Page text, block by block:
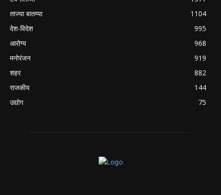
ताज्या बातम्या
1104
देश-विदेश
995
आरोग्य
968
मनोरंजन
919
शहर
882
राजकीय
144
उद्योग
75